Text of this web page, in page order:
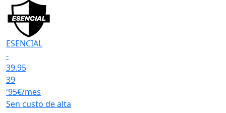
ESENCIAL
-
39.95
39
'95€/mes
Sen custo de alta